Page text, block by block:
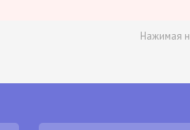
Нажимая